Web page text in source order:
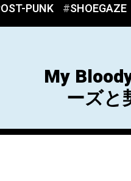
PUNK SHOEGAZE
My
ーズと
『EP's